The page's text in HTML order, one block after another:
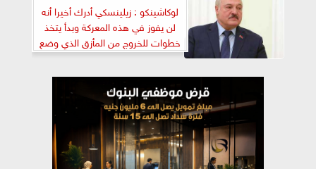
لوكاشينكو : زيلينسكي أدرك أخيرا أنه
لن يفوز في هذه المعركة وبدأ يتخذ
خطوات للخروج من المأزق الذي وضع
نفسه به